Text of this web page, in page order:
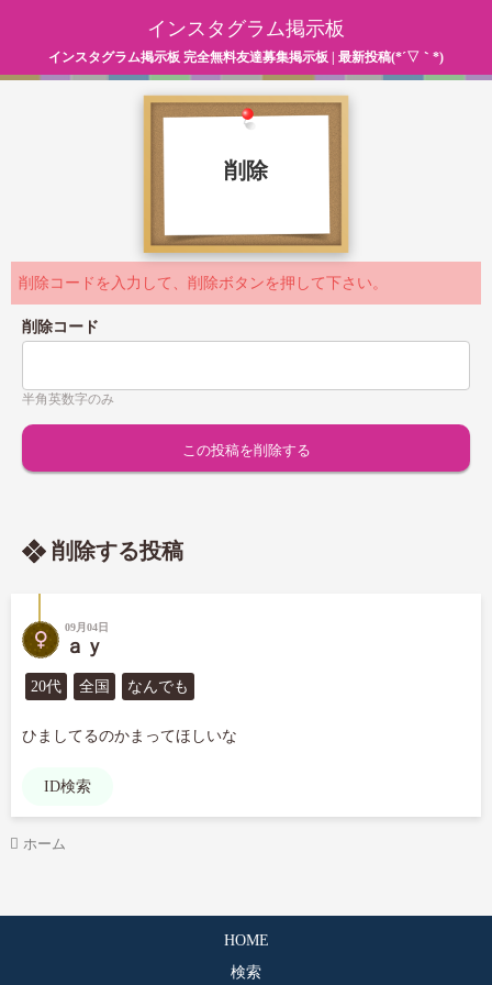
インスタグラム掲示板
インスタグラム掲示板 完全無料友達募集掲示板 | 最新投稿(*´▽｀*)
削除
削除コードを入力して、削除ボタンを押して下さい。
削除コード
半角英数字のみ
削除する投稿
09月04日
ａｙ
20代 全国 なんでも
ひましてるのかまってほしいな
ID検索
ホーム
HOME
検索